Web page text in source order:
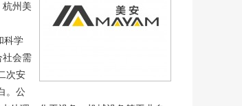
州美
科学
社会需
次安
。公